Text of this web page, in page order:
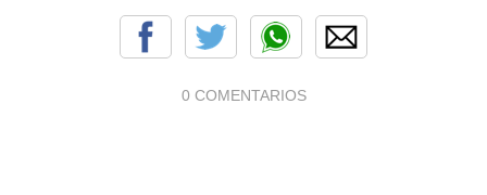
0 COMENTARIOS